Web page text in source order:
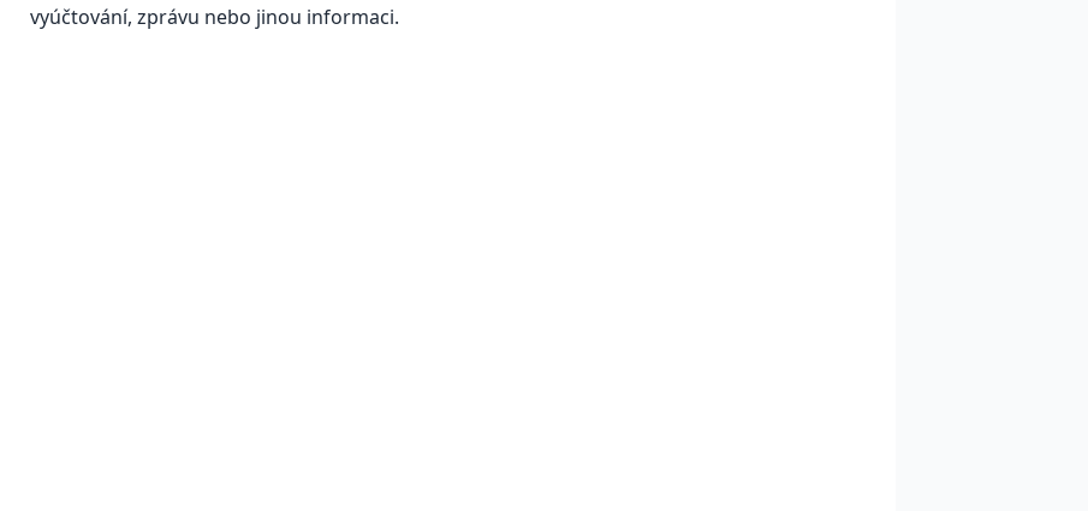
vyúčtování, zprávu nebo jinou informaci.